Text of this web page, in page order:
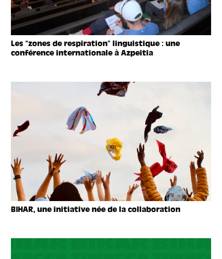
Les “zones de respiration” linguistique : une
conférence internationale à Azpeitia
BIHAR, une initiative née de la collaboration